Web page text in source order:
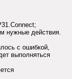
нужные действия.
с ошибкой,
выполняться